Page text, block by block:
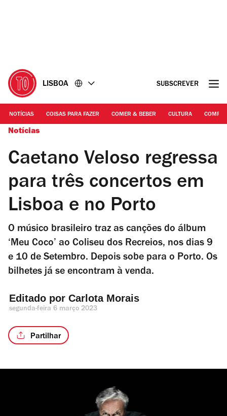
LISBOA SUBSCREVER
NOTÍCIAS COISAS PARA FAZER COMER & BEBER CULTURA
Notícias
Caetano Veloso regressa
para três concertos em
Lisboa e no Porto
O músico brasileiro traz as canções do álbum
‘Meu Coco’ ao Coliseu dos Recreios, nos dias 9
e 10 de Setembro. Depois sobe para o Porto. Os
bilhetes já se encontram à venda.
Editado por Carlota Morais
segunda-feira 6 março 2023
Partilhar